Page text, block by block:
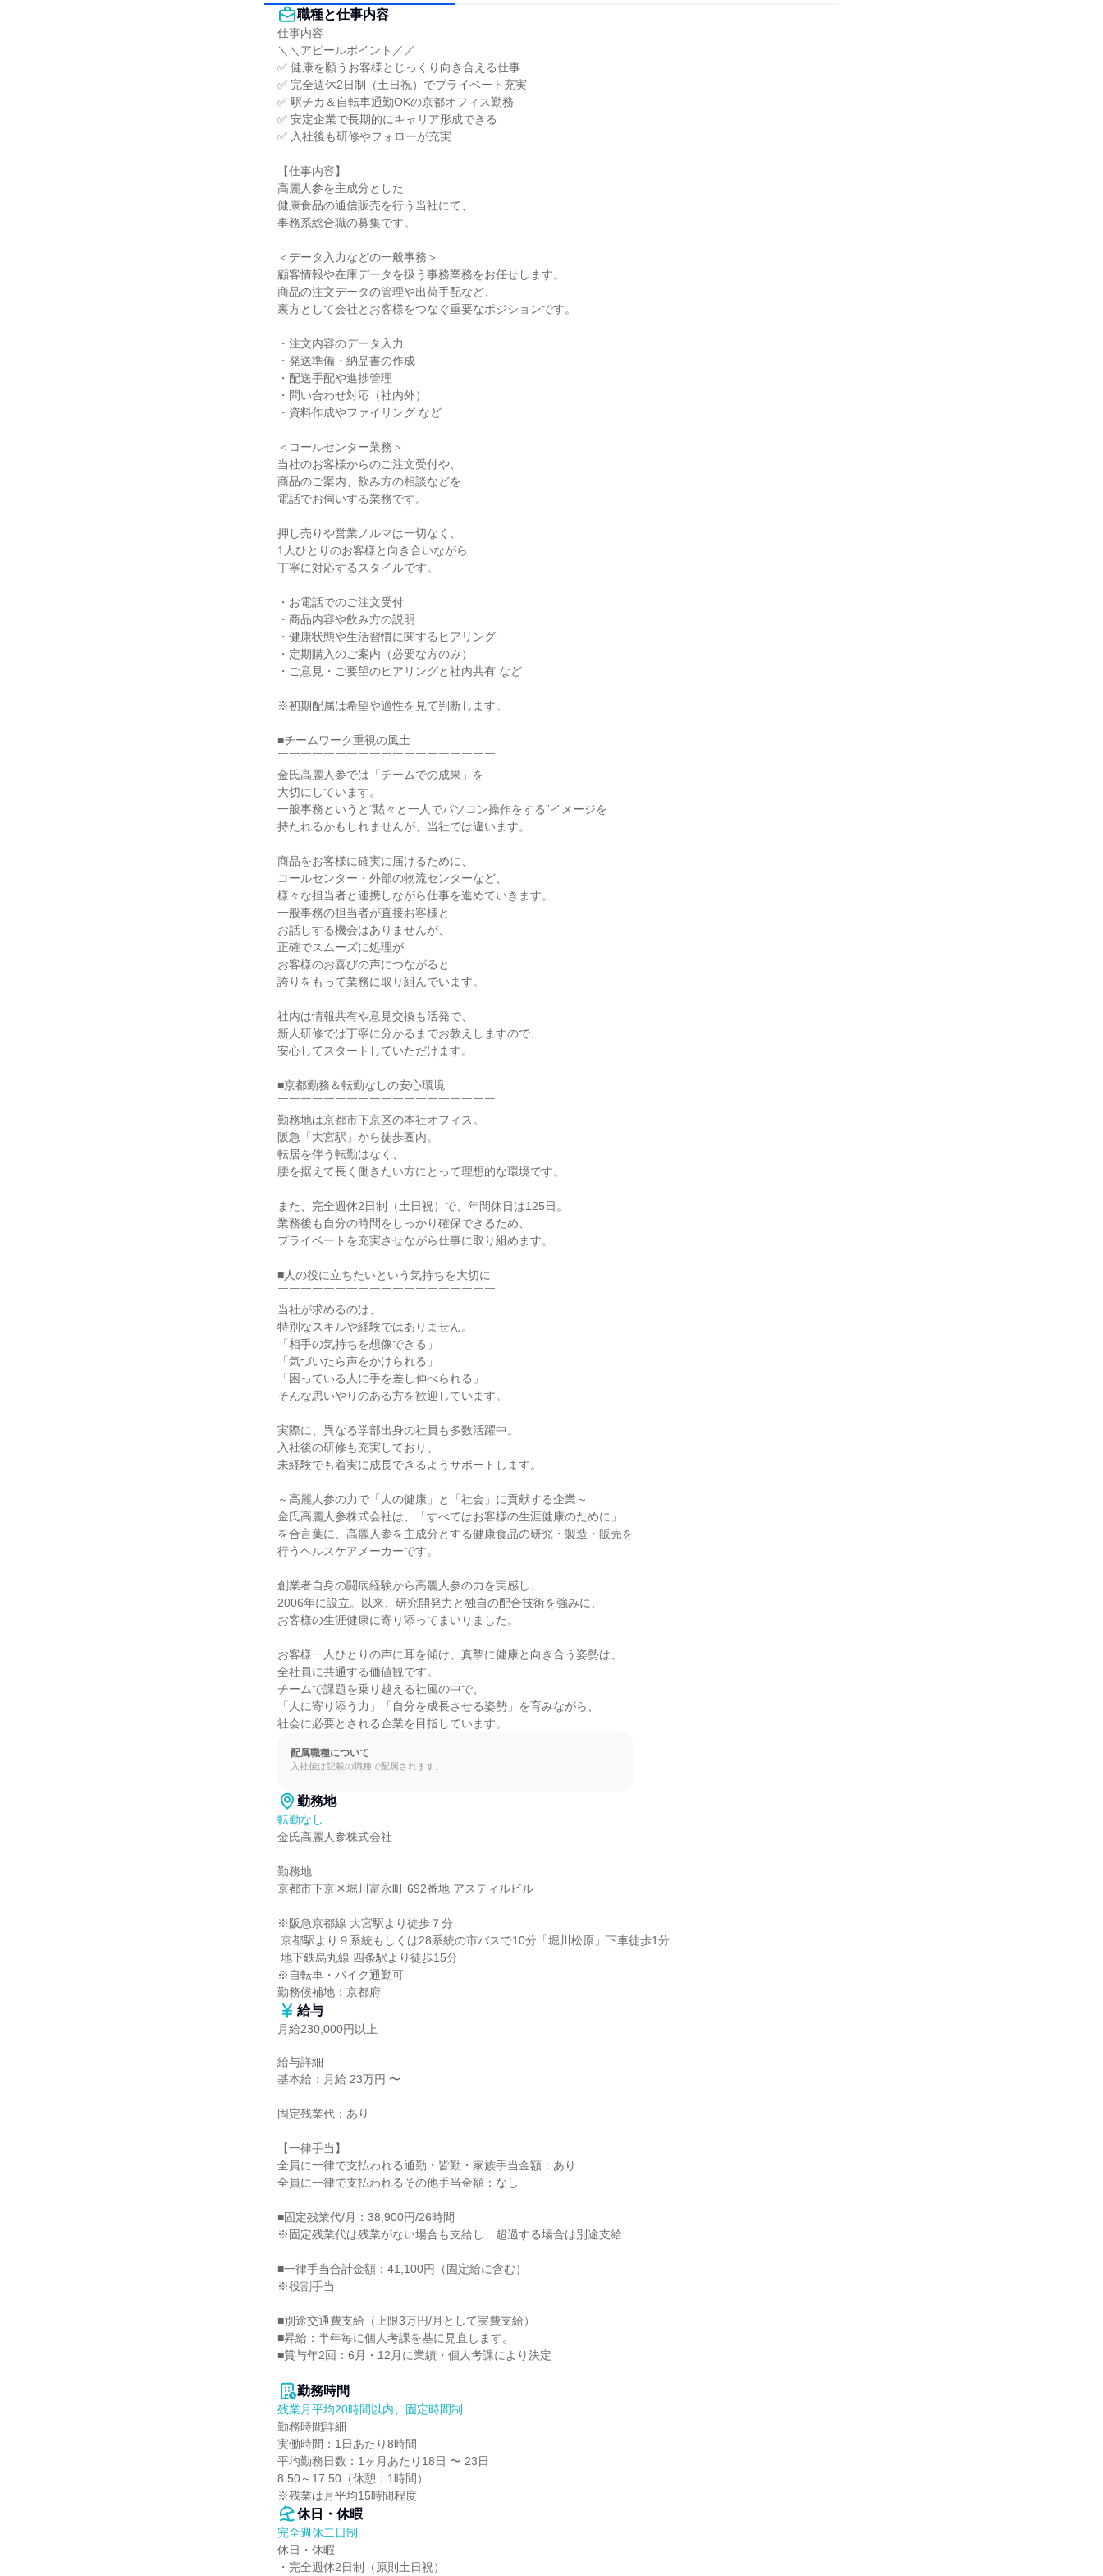
職種と仕事内容
仕事内容
＼＼アピールポイント／／
✅ 健康を願うお客様とじっくり向き合える仕事
✅ 完全週休2日制（土日祝）でプライベート充実
✅ 駅チカ＆自転車通勤OKの京都オフィス勤務
✅ 安定企業で長期的にキャリア形成できる
✅ 入社後も研修やフォローが充実
【仕事内容】
高麗人参を主成分とした
健康食品の通信販売を行う当社にて、
事務系総合職の募集です。
＜データ入力などの一般事務＞
顧客情報や在庫データを扱う事務業務をお任せします。
商品の注文データの管理や出荷手配など、
裏方として会社とお客様をつなぐ重要なポジションです。
・注文内容のデータ入力
・発送準備・納品書の作成
・配送手配や進捗管理
・問い合わせ対応（社内外）
・資料作成やファイリング など
＜コールセンター業務＞
当社のお客様からのご注文受付や、
商品のご案内、飲み方の相談などを
電話でお伺いする業務です。
押し売りや営業ノルマは一切なく、
1人ひとりのお客様と向き合いながら
丁寧に対応するスタイルです。
・お電話でのご注文受付
・商品内容や飲み方の説明
・健康状態や生活習慣に関するヒアリング
・定期購入のご案内（必要な方のみ）
・ご意見・ご要望のヒアリングと社内共有 など
※初期配属は希望や適性を見て判断します。
■チームワーク重視の風土
￣￣￣￣￣￣￣￣￣￣￣￣￣￣￣￣￣￣￣
金氏高麗人参では「チームでの成果」を
大切にしています。
一般事務というと“黙々と一人でパソコン操作をする”イメージを
持たれるかもしれませんが、当社では違います。
商品をお客様に確実に届けるために、
コールセンター・外部の物流センターなど、
様々な担当者と連携しながら仕事を進めていきます。
一般事務の担当者が直接お客様と
お話しする機会はありませんが、
正確でスムーズに処理が
お客様のお喜びの声につながると
誇りをもって業務に取り組んでいます。
社内は情報共有や意見交換も活発で、
新人研修では丁寧に分かるまでお教えしますので、
安心してスタートしていただけます。
■京都勤務＆転勤なしの安心環境
￣￣￣￣￣￣￣￣￣￣￣￣￣￣￣￣￣￣￣
勤務地は京都市下京区の本社オフィス。
阪急「大宮駅」から徒歩圏内。
転居を伴う転勤はなく、
腰を据えて長く働きたい方にとって理想的な環境です。
また、完全週休2日制（土日祝）で、年間休日は125日。
業務後も自分の時間をしっかり確保できるため、
プライベートを充実させながら仕事に取り組めます。
■人の役に立ちたいという気持ちを大切に
￣￣￣￣￣￣￣￣￣￣￣￣￣￣￣￣￣￣￣
当社が求めるのは、
特別なスキルや経験ではありません。
「相手の気持ちを想像できる」
「気づいたら声をかけられる」
「困っている人に手を差し伸べられる」
そんな思いやりのある方を歓迎しています。
実際に、異なる学部出身の社員も多数活躍中。
入社後の研修も充実しており、
未経験でも着実に成長できるようサポートします。
～高麗人参の力で「人の健康」と「社会」に貢献する企業～
金氏高麗人参株式会社は、「すべてはお客様の生涯健康のために」
を合言葉に、高麗人参を主成分とする健康食品の研究・製造・販売を
行うヘルスケアメーカーです。
創業者自身の闘病経験から高麗人参の力を実感し、
2006年に設立。以来、研究開発力と独自の配合技術を強みに、
お客様の生涯健康に寄り添ってまいりました。
お客様一人ひとりの声に耳を傾け、真摯に健康と向き合う姿勢は、
全社員に共通する価値観です。
チームで課題を乗り越える社風の中で、
「人に寄り添う力」「自分を成長させる姿勢」を育みながら、
社会に必要とされる企業を目指しています。
配属職種について
入社後は記載の職種で配属されます。
勤務地
転勤なし
金氏高麗人参株式会社
勤務地
京都市下京区堀川富永町 692番地 アスティルビル
※阪急京都線 大宮駅より徒歩７分
※自転車・バイク通勤可
勤務候補地：京都府
給与
月給230,000円以上
給与詳細
基本給：月給 23万円 〜
固定残業代：あり
【一律手当】
全員に一律で支払われる通勤・皆勤・家族手当金額：あり
全員に一律で支払われるその他手当金額：なし
■固定残業代/月：38,900円/26時間
※固定残業代は残業がない場合も支給し、超過する場合は別途支給
■一律手当合計金額：41,100円（固定給に含む）
※役割手当
■別途交通費支給（上限3万円/月として実費支給）
■昇給：半年毎に個人考課を基に見直します。
■賞与年2回：6月・12月に業績・個人考課により決定
勤務時間
残業月平均20時間以内、固定時間制
勤務時間詳細
実働時間：1日あたり8時間
平均勤務日数：1ヶ月あたり18日 〜 23日
8:50～17:50（休憩：1時間）
※残業は月平均15時間程度
休日・休暇
完全週休二日制
休日・休暇
・完全週休2日制（原則土日祝）